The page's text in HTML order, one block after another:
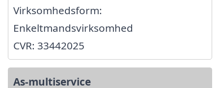
Virksomhedsform:
Enkeltmandsvirksomhed
CVR: 33442025
As-multiservice